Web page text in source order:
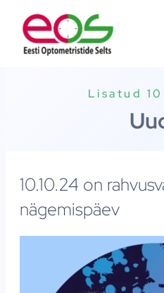
content
Lisatud
10.10.24 on
nägemispäev